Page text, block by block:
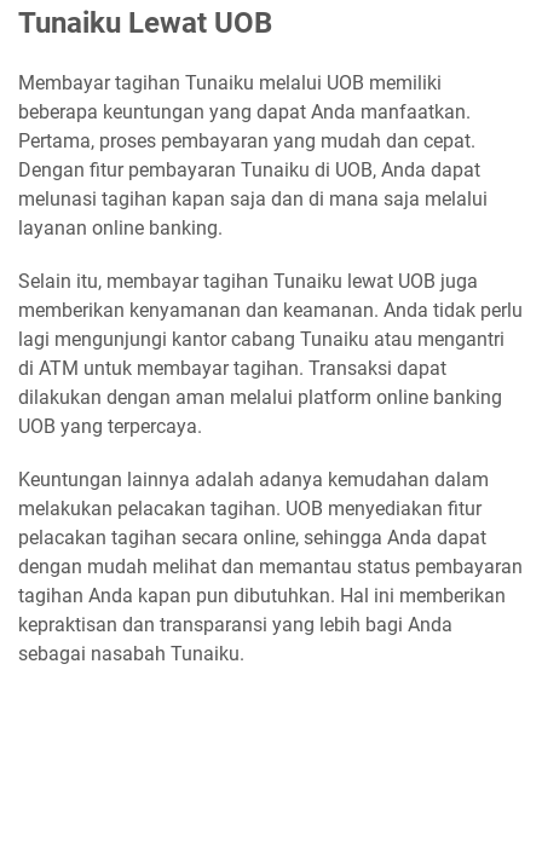
Tunaiku Lewat UOB
Membayar tagihan Tunaiku melalui UOB memiliki
beberapa keuntungan yang dapat Anda manfaatkan.
Pertama, proses pembayaran yang mudah dan cepat.
Dengan fitur pembayaran Tunaiku di UOB, Anda dapat
melunasi tagihan kapan saja dan di mana saja melalui
layanan online banking.
Selain itu, membayar tagihan Tunaiku lewat UOB juga
memberikan kenyamanan dan keamanan. Anda tidak perlu
lagi mengunjungi kantor cabang Tunaiku atau mengantri
di ATM untuk membayar tagihan. Transaksi dapat
dilakukan dengan aman melalui platform online banking
UOB yang terpercaya.
Keuntungan lainnya adalah adanya kemudahan dalam
melakukan pelacakan tagihan. UOB menyediakan fitur
pelacakan tagihan secara online, sehingga Anda dapat
dengan mudah melihat dan memantau status pembayaran
tagihan Anda kapan pun dibutuhkan. Hal ini memberikan
kepraktisan dan transparansi yang lebih bagi Anda
sebagai nasabah Tunaiku.